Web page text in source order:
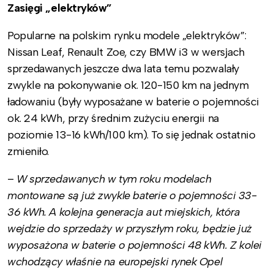
Zasięgi „elektryków”
Popularne na polskim rynku modele „elektryków”:
Nissan Leaf, Renault Zoe, czy BMW i3 w wersjach
sprzedawanych jeszcze dwa lata temu pozwalały
zwykle na pokonywanie ok. 120-150 km na jednym
ładowaniu (były wyposażane w baterie o pojemności
ok. 24 kWh, przy średnim zużyciu energii na
poziomie 13-16 kWh/100 km). To się jednak ostatnio
zmieniło.
– W sprzedawanych w tym roku modelach
montowane są już zwykle baterie o pojemności 33-
36 kWh. A kolejna generacja aut miejskich, która
wejdzie do sprzedaży w przyszłym roku, będzie już
wyposażona w baterie o pojemności 48 kWh. Z kolei
wchodzący właśnie na europejski rynek Opel